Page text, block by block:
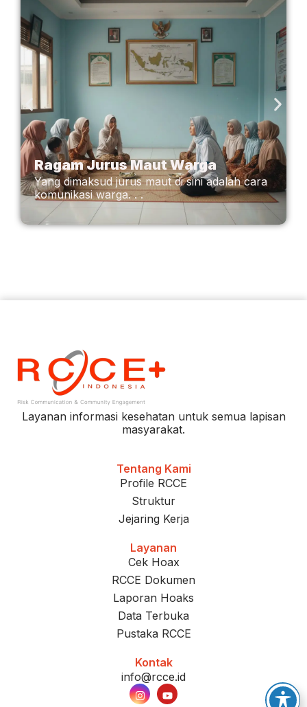
Ragam Jurus Maut Warga
Yang dimaksud jurus maut di sini adalah cara
komunikasi warga. . .
Layanan informasi kesehatan untuk semua lapisan
masyarakat.
Tentang Kami
Profile RCCE
Struktur
Jejaring Kerja
Layanan
Cek Hoax
RCCE Dokumen
Laporan Hoaks
Data Terbuka
Pustaka RCCE
Kontak
info@rcce.id